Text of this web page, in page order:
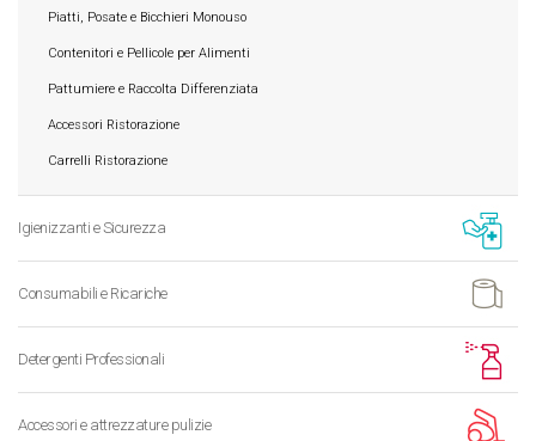
Piatti, Posate e Bicchieri Monouso
Contenitori e Pellicole per Alimenti
Pattumiere e Raccolta Differenziata
Accessori Ristorazione
Carrelli Ristorazione
Igienizzanti e Sicurezza
Consumabili e Ricariche
Detergenti Professionali
Accessori e attrezzature pulizie